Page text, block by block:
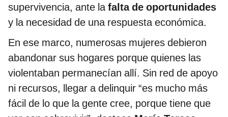
supervivencia, ante lafalta de oportunidades
y la necesidad de una respuesta económica.
En ese marco, numerosas mujeres debieron
abandonar sus hogares porque quienes las
violentaban permanecían allí. Sin red de apoyo
ni recursos, llegar a delinquir “es mucho más
fácil de lo que la gente cree, porque tiene que